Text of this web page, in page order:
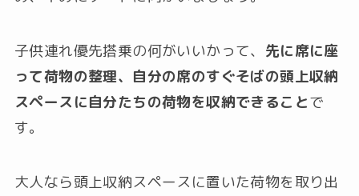
子供連れ優先搭乗の何がいいかって、 先に席に座
って荷物の整理、自分の席のすぐそばの頭上収納
スペースに自分たちの荷物を収納できることで
す。
大人なら頭上収納スペースに置いた荷物を取り出